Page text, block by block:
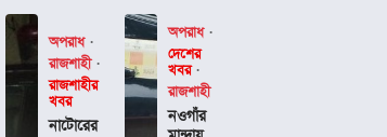
অপরাধ
রাজশাহী
রাজশাহীর
খবর
নাটোরের
অপরাধ
দেশের
খবর
রাজশাহী
নওগাঁর